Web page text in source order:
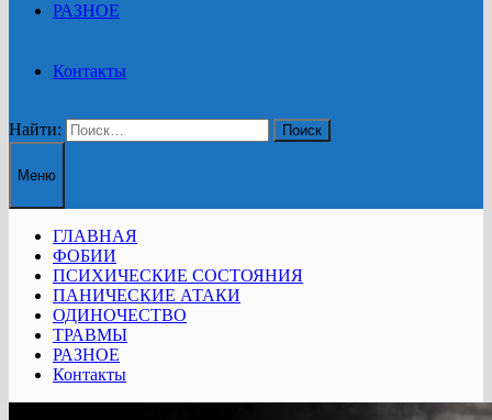
РАЗНОЕ
Контакты
Найти:
Меню
ГЛАВНАЯ
ФОБИИ
ПСИХИЧЕСКИЕ СОСТОЯНИЯ
ПАНИЧЕСКИЕ АТАКИ
ОДИНОЧЕСТВО
ТРАВМЫ
РАЗНОЕ
Контакты